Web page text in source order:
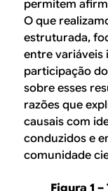
permitem
O que
estruturada,
entre variáveis
participação
sobre esses
razões que
causais com
conduzidos e
comunidade